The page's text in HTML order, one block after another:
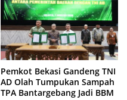
Pemkot Bekasi Gandeng TNI
AD Olah Tumpukan Sampah
TPA Bantargebang Jadi BBM